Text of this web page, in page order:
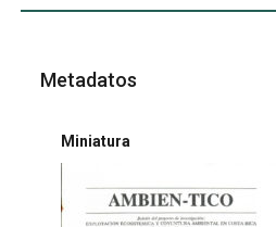
Metadatos
Miniatura